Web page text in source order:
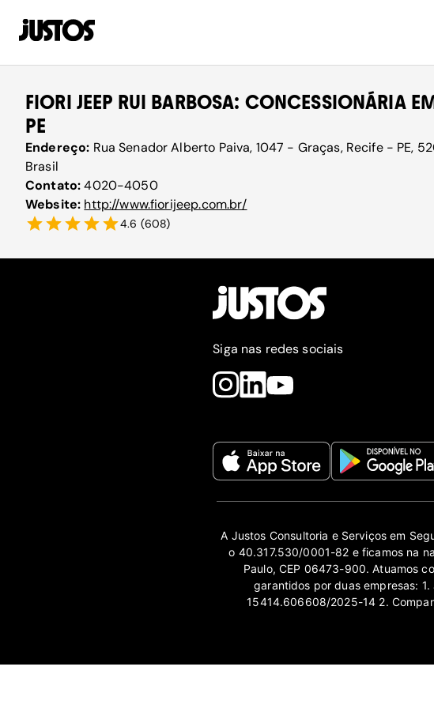
FIORI JEEP RUI BARBOSA: CONCESSIONÁRIA
PE
Endereço: Rua Senador Alberto Paiva, 1047 - Graças, Recife - PE,
Brasil
Contato:4020-4050
Website: http://www.fiorijeep.com.br/
4.6 (608)
Siga nas redes sociais
A Justos Consultoria e Serviços em
o 40.317.530/0001-82 e ficamos na
Paulo, CEP 06473-900. Atuamos
garantidos por duas empresas: 1.
15414.606608/2025-14 2.